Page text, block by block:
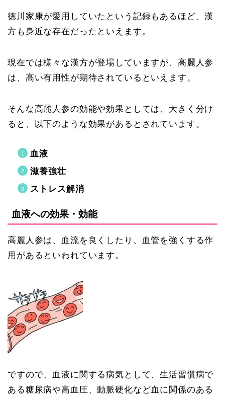
徳川家康が愛用していたという記録もあるほど、漢
方も身近な存在だったといえます。
現在では様々な漢方が登場していますが、高麗人参
は、高い有用性が期待されているといえます。
そんな高麗人参の効能や効果としては、大きく分け
ると、以下のような効果があるとされています。
血液
滋養強壮
ストレス解消
血液への効果・効能
高麗人参は、血流を良くしたり、血管を強くする作
用があるといわれています。
ですので、血液に関する病気として、生活習慣病で
ある糖尿病や高血圧、動脈硬化など血に関係のある